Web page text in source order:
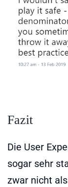
Fazit
Die User
sogar sehr
zwar nicht